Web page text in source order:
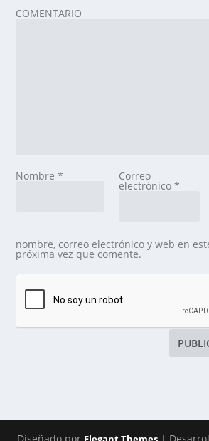
COMENTARIO
Nombre* Correo
electrónico *
nombre, correo electrónico y web en
próxima vez que comente.